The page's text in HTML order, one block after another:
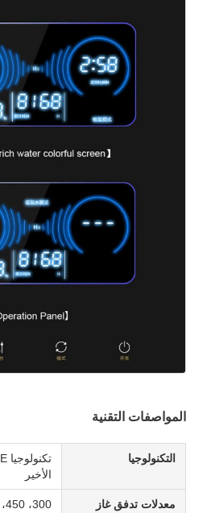
المواصفات التقنية
التكنولوجيا
الأخير
معدلات تدفق غاز
300، 450، 600، و 900 مل/دقيقة